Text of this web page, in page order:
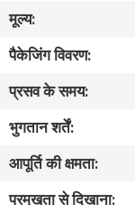
बारे
में
फैक्टरी
यात्रा
गुणवत्ता
मूल्य:
पैकेजिंग विवरण:
प्रसव के समय:
भुगतान शर्तें:
आपूर्ति की क्षमता:
प्रमुखता से दिखाना: